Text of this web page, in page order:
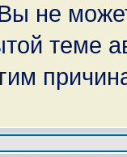
не
теме